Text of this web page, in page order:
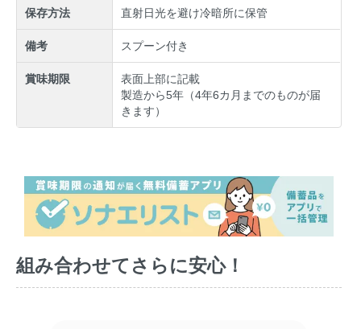
保存方法 直射日光を避け冷暗所に保管
備考 スプーン付き
賞味期限
表面上部に記載
製造から5年（4年6カ月までのものが届
きます）
組み合わせてさらに安心！